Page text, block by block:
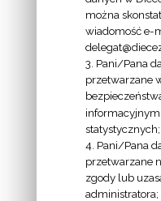
INFORMACJE
EPISKOPATU
POLSKI:
można
wiadomość e-
3. Pani/Pana
przetwarzane
statystycznych;
4. Pani/Pana
przetwarzane
zgody lub
administratora;